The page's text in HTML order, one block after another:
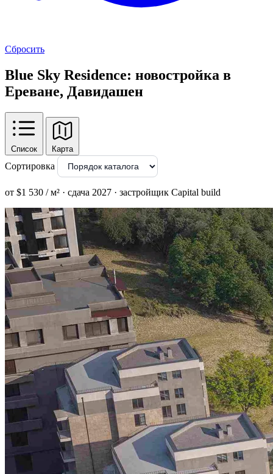
Сбросить
Blue Sky Residence: новостройка в
Ереване, Давидашен
Список Карта
Сортировка
от $1 530 / м² · сдача 2027 · застройщик Capital build